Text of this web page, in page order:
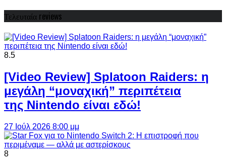
Τελευταία reviews
8.5
[Video Review] Splatoon Raiders: η
μεγάλη “μοναχική” περιπέτεια
της Nintendo είναι εδώ!
27 Ιούλ 2026 8:00 μμ
8